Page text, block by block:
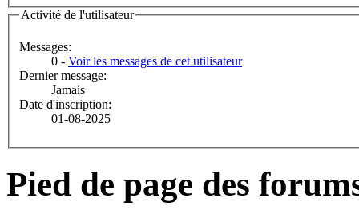
Activité de l'utilisateur
Messages:
0 - Voir les messages de cet utilisateur
Dernier message:
Jamais
Date d'inscription:
01-08-2025
Pied de page des